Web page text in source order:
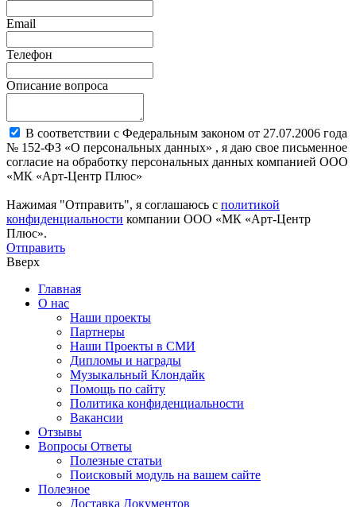
Email
Телефон
Описание вопроса
В соответствии с Федеральным законом от 27.07.2006 года
№ 152-ФЗ «О персональных данных» , я даю свое письменное
согласие на обработку персональных данных компанией ООО
«МК «Арт-Центр Плюс»
Нажимая "Отправить", я соглашаюсь с политикой
конфиденциальности компании ООО «МК «Арт-Центр
Плюс».
Отправить
Вверх
Главная
О нас
Наши проекты
Партнеры
Наши Проекты в СМИ
Дипломы и награды
Музыкальный Клондайк
Помощь по сайту
Политика конфиденциальности
Вакансии
Отзывы
Вопросы Ответы
Полезные статьи
Поисковый модуль на вашем сайте
Полезное
Доставка Документов